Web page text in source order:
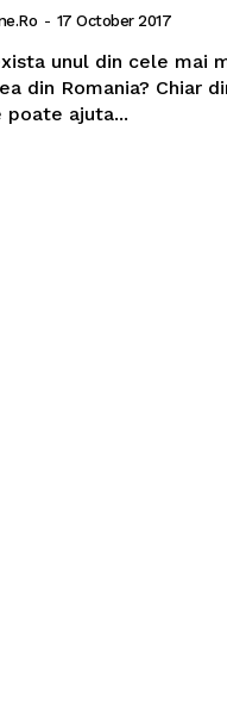
- 17 October 2017
unul din cele mai
din Romania? Chiar
poate ajuta...